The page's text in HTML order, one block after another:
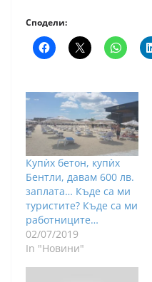
Сподели:
Купѝх бетон, купѝх
Бентли, давам 600 лв.
заплата… Къде са ми
туристите? Къде са ми
работниците…
02/07/2019
In "Новини"